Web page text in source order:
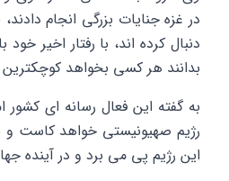
در غزه جنایات بزرگی انجام
دنبال کرده اند، با رفتار اخیر
بدانند هر کسی بخواهد
به گفته این فعال رسانه ای کشور
رژیم صهیونیستی خواهد کاست و
این رژیم پی می برد و در آینده